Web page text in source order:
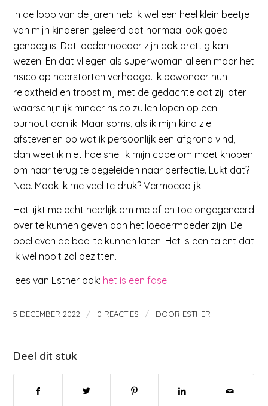
In de loop van de jaren heb ik wel een heel klein beetje
van mijn kinderen geleerd dat normaal ook goed
genoeg is. Dat loedermoeder zijn ook prettig kan
wezen. En dat vliegen als superwoman alleen maar het
risico op neerstorten verhoogd. Ik bewonder hun
relaxtheid en troost mij met de gedachte dat zij later
waarschijnlijk minder risico zullen lopen op een
burnout dan ik. Maar soms, als ik mijn kind zie
afstevenen op wat ik persoonlijk een afgrond vind,
dan weet ik niet hoe snel ik mijn cape om moet knopen
om haar terug te begeleiden naar perfectie. Lukt dat?
Nee. Maak ik me veel te druk? Vermoedelijk.
Het lijkt me echt heerlijk om me af en toe ongegeneerd
over te kunnen geven aan het loedermoeder zijn. De
boel even de boel te kunnen laten. Het is een talent dat
ik wel nooit zal bezitten.
lees van Esther ook: het is een fase
5 DECEMBER 2022 / 0 REACTIES / DOOR ESTHER
Deel dit stuk